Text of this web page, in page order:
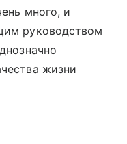
много, и
руководством
жизни